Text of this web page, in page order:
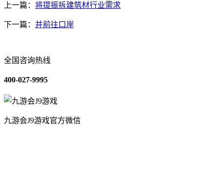
上一篇： 将提振拆建筑材行业需求
下一篇： 并前往口岸
全国咨询热线
400-027-9995
九游会J9游戏官方微信